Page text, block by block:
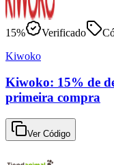
15% Verificado
Kiwoko
Kiwoko: 15% de
primeira compra
Ver Código